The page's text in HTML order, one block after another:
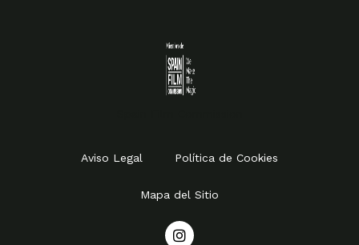
Aviso Legal Política de Cookies
Mapa del Sitio
I
n